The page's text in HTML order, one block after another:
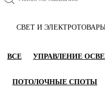
СВЕТ И
ВСЕ УПРАВЛЕНИЕ
ПОТОЛОЧНЫЕ СПОТЫ